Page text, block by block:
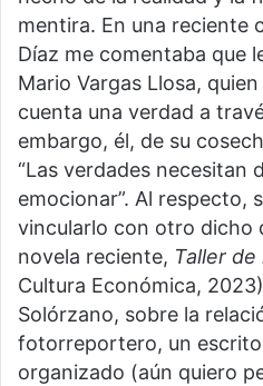
mentira. En una reciente
Díaz me comentaba que
Mario Vargas Llosa,
cuenta una verdad a
embargo, él, de su
“Las verdades necesitan
emocionar”. Al respecto,
vincularlo con otro dicho
novela reciente, Taller
Cultura Económica,
Solórzano, sobre la
fotorreportero, un
organizado (aún quiero